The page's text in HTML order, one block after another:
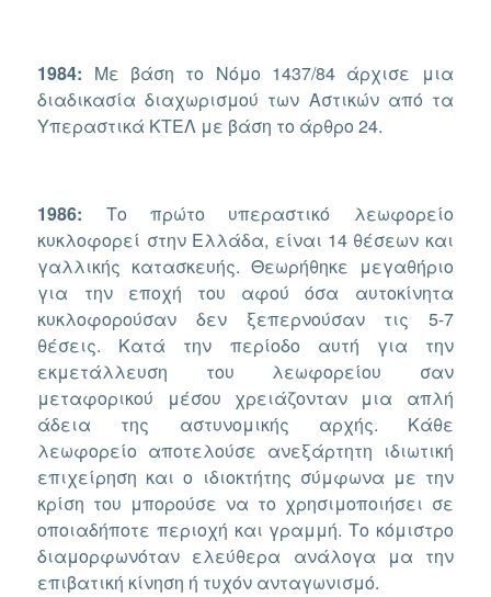
1984: Με βάση το Νόμο 1437/84 άρχισε μια
διαδικασία διαχωρισμού των Αστικών από τα
Υπεραστικά ΚΤΕΛ με βάση το άρθρο 24.
1986: Το πρώτο υπεραστικό λεωφορείο
κυκλοφορεί στην Ελλάδα, είναι 14 θέσεων και
γαλλικής κατασκευής. Θεωρήθηκε μεγαθήριο
για την εποχή του αφού όσα αυτοκίνητα
κυκλοφορούσαν δεν ξεπερνούσαν τις 5-7
θέσεις. Κατά την περίοδο αυτή για την
εκμετάλλευση του λεωφορείου σαν
μεταφορικού μέσου χρειάζονταν μια απλή
άδεια της αστυνομικής αρχής. Κάθε
λεωφορείο αποτελούσε ανεξάρτητη ιδιωτική
επιχείρηση και ο ιδιοκτήτης σύμφωνα με την
κρίση του μπορούσε να το χρησιμοποιήσει σε
οποιαδήποτε περιοχή και γραμμή. Το κόμιστρο
διαμορφωνόταν ελεύθερα ανάλογα μα την
επιβατική κίνηση ή τυχόν ανταγωνισμό.